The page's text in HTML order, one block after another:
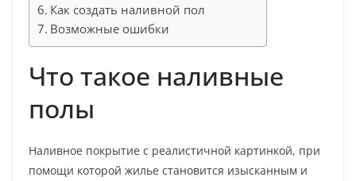
Как создать наливной пол
Возможные ошибки
Что такое наливные
полы
Наливное покрытие с реалистичной картинкой, при
помощи которой жилье становится изысканным и